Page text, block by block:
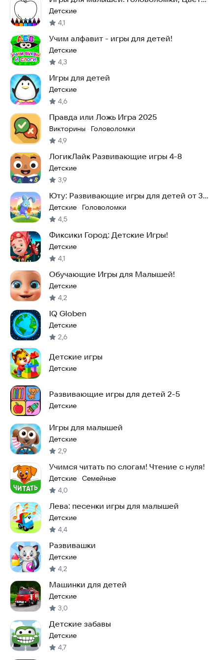
и Формы
Детские
4,1
Учим алфавит - игры для детей!
Детские
4,3
Игры для детей
Детские
4,6
Правда или Ложь Игра 2025
Викторины · Головоломки
4,9
ЛогикЛайк Развивающие игры 4-8
Детские
3,9
Юту: Развивающие игры для детей от 3
до 9 лет
Детские · Головоломки
4,5
Фиксики Город: Детские Игры!
Детские
4,1
Обучающие Игры для Малышей!
Детские
4,2
IQ Globen
Детские
2,6
Детские игры
Детские
Развивающие игры для детей 2-5
Детские
Игры для малышей
Детские
2,9
Учимся читать по слогам! Чтение с нуля!
Детские · Семейные
4,0
Лева: песенки игры для малышей
Детские
4,4
Развивашки
Детские
4,2
Машинки для детей
Детские
3,0
Детские забавы
Детские
4,7